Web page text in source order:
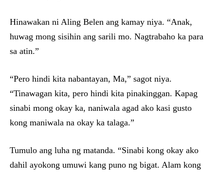
Hinawakan ni Aling Belen ang kamay niya. “Anak,
huwag mong sisihin ang sarili mo. Nagtrabaho ka para
sa atin.”
“Pero hindi kita nabantayan, Ma,” sagot niya.
“Tinawagan kita, pero hindi kita pinakinggan. Kapag
sinabi mong okay ka, naniwala agad ako kasi gusto
kong maniwala na okay ka talaga.”
Tumulo ang luha ng matanda. “Sinabi kong okay ako
dahil ayokong umuwi kang puno ng bigat. Alam kong